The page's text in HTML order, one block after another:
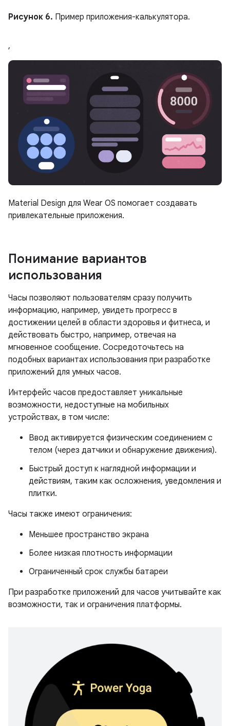
Рисунок 6. Пример приложения-калькулятора.
,
Material Design для Wear OS помогает создавать
привлекательные приложения.
Понимание вариантов
использования
Часы позволяют пользователям сразу получить
информацию, например, увидеть прогресс в
достижении целей в области здоровья и фитнеса, и
действовать быстро, например, отвечая на
мгновенное сообщение. Сосредоточьтесь на
подобных вариантах использования при разработке
приложений для умных часов.
Интерфейс часов предоставляет уникальные
возможности, недоступные на мобильных
устройствах, в том числе:
Ввод активируется физическим соединением с
телом (через датчики и обнаружение движения).
Быстрый доступ к наглядной информации и
действиям, таким как осложнения, уведомления и
плитки.
Часы также имеют ограничения:
Меньшее пространство экрана
Более низкая плотность информации
Ограниченный срок службы батареи
При разработке приложений для часов учитывайте как
возможности, так и ограничения платформы.